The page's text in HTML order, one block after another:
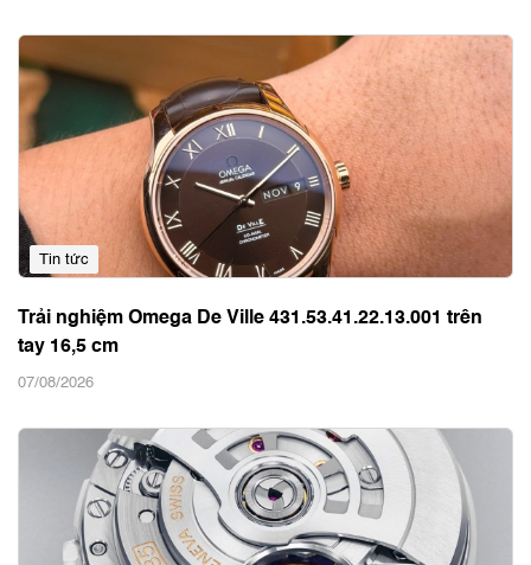
Tin tức
Trải nghiệm Omega De Ville 431.53.41.22.13.001 trên
tay 16,5 cm
07/08/2026